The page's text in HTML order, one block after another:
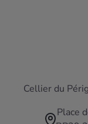
Cellier du
Place